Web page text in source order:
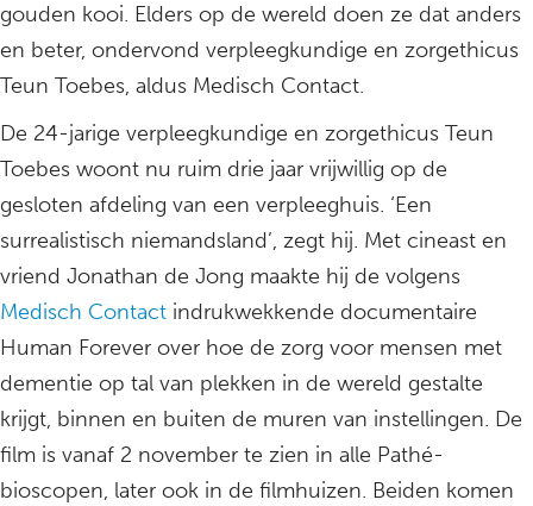
gouden kooi. Elders op de wereld doen ze dat anders
en beter, ondervond verpleegkundige en zorgethicus
Teun Toebes, aldus Medisch Contact.
De 24-jarige verpleegkundige en zorgethicus Teun
Toebes woont nu ruim drie jaar vrijwillig op de
gesloten afdeling van een verpleeghuis. ‘Een
surrealistisch niemandsland’, zegt hij. Met cineast en
vriend Jonathan de Jong maakte hij de volgens
Medisch Contact indrukwekkende documentaire
Human Forever over hoe de zorg voor mensen met
dementie op tal van plekken in de wereld gestalte
krijgt, binnen en buiten de muren van instellingen. De
film is vanaf 2 november te zien in alle Pathé-
bioscopen, later ook in de filmhuizen. Beiden komen